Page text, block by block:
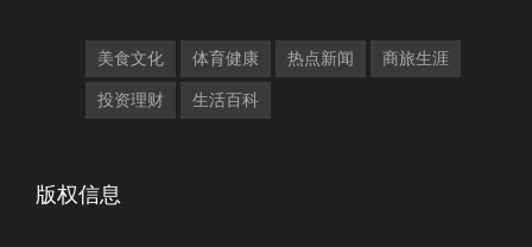
美食文化 体育健康 热点新闻 商旅生涯
投资理财 生活百科
版权信息